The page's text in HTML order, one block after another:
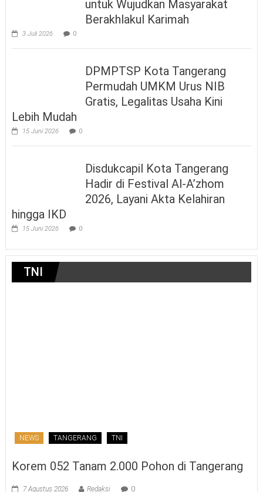
untuk Wujudkan Masyarakat
Berakhlakul Karimah
3 Juli 2026 0
DPMPTSP Kota Tangerang
Permudah UMKM Urus NIB
Gratis, Legalitas Usaha Kini
Lebih Mudah
15 Juni 2026 0
Disdukcapil Kota Tangerang
Hadir di Festival Al-A’zhom
2026, Layani Akta Kelahiran
hingga IKD
15 Juni 2026 0
TNI
NEWS TANGERANG TNI
Korem 052 Tanam 2.000 Pohon di Tangerang
7 Agustus 2026 Redaksi 0